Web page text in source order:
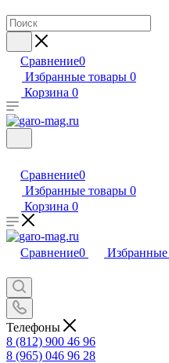
Сравнение0
Избранные товары 0
Корзина 0
Сравнение0
Избранные товары 0
Корзина 0
Сравнение0
Телефоны
8 (812) 900 46 96
8 (965) 046 96 28